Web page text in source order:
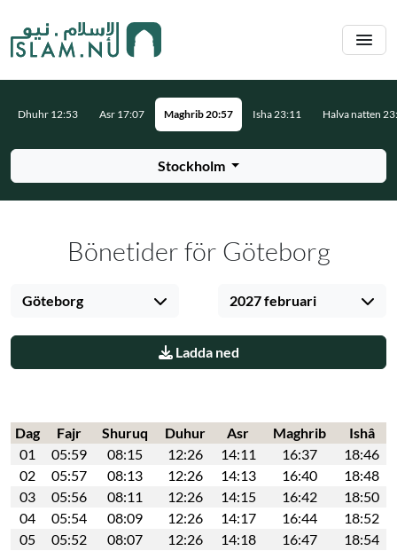
Stockholm
Dhuhr 12:53 Asr 17:07 Maghrib 20:57 Isha 23:11 Halva natten
Bönetider för Göteborg
Göteborg 2027 februari
Ladda ned
Dag Fajr Shuruq Duhur Asr Maghrib
Ishâ
01
05:59 08:15 12:26 14:11 16:37
18:46
02
05:57 08:13 12:26 14:13 16:40
18:48
03
05:56 08:11 12:26 14:15 16:42
18:50
04
05:54 08:09 12:26 14:17 16:44
18:52
05
05:52 08:07 12:26 14:18 16:47
18:54